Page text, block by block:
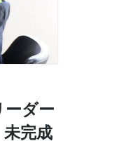
ーダー
完成